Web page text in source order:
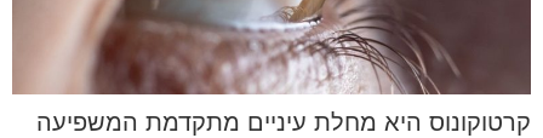
קרטוקונוס היא מחלת עיניים מתקדמת המשפיעה